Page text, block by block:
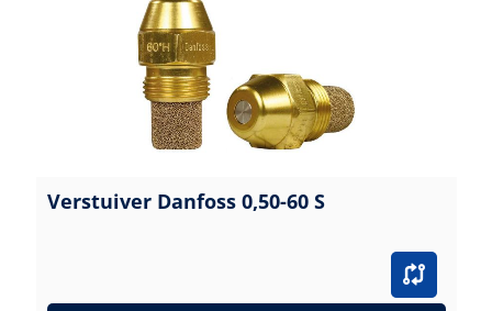
Verstuiver Danfoss 0,50-60 S